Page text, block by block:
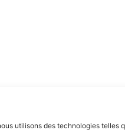
utilisons des technologies